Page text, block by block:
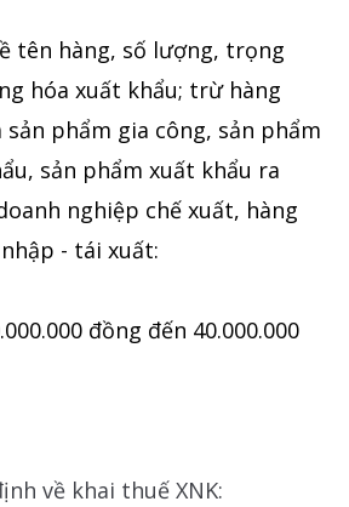
tên hàng, số lượng, trọng
hóa xuất khẩu; trừ hàng
sản phẩm gia công, sản phẩm
sản phẩm xuất khẩu ra
nghiệp chế xuất, hàng
- tái xuất:
đồng đến 40.000.000
về khai thuế XNK: